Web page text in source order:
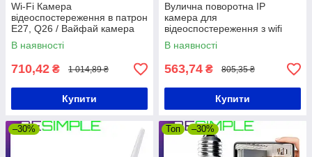
Wi-Fi Камера
відеоспостереження в патрон
E27, Q26 / Вайфай камера
спостереження /
Відеокамера для дому
В наявності
710,42 ₴ 1 014,89 ₴
Купити
Вулична поворотна IP
камера для
відеоспостереження з wifi
CAMERA CAM 6 / Камера
відеоспостереження вулична
В наявності
563,74 ₴ 805,35 ₴
Купити
–30% Топ –30%